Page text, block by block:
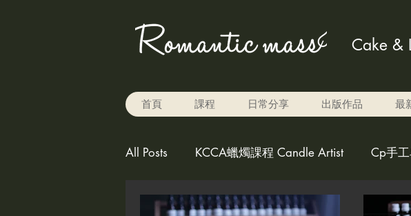
Cake &
首頁 課程 日常分享 出版作品 最
All Posts KCCA蠟燭課程 Candle Artist Cp手
Rice baking 米烘焙 carved candle雕刻蠟燭